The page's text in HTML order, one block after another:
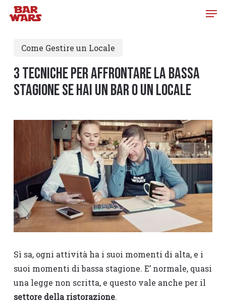
Skip
contentCome Gestire un Locale
3 Tecniche per affrontare la Bassa
Stagione se hai un Bar o un Locale
Sì sa, ogni attività ha i suoi momenti di alta, e i
suoi momenti di bassa stagione. E’ normale, quasi
una legge non scritta, e questo vale anche per il
settore della ristorazione.